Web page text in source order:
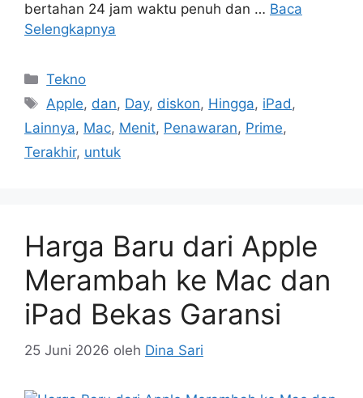
bertahan 24 jam waktu penuh dan … Baca
Selengkapnya
Kategori
Tekno
Tag
Apple, dan, Day, diskon, Hingga, iPad,
Lainnya, Mac, Menit, Penawaran, Prime,
Terakhir, untuk
Harga Baru dari Apple
Merambah ke Mac dan
iPad Bekas Garansi
25 Juni 2026 oleh Dina Sari